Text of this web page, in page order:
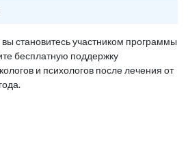
становитесь участником программы
бесплатную поддержку
и психологов после лечения от